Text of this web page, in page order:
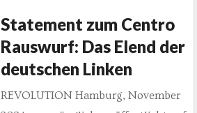
Statement zum Centro
Rauswurf: Das Elend der
deutschen Linken
REVOLUTION Hamburg, November